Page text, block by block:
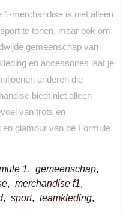
1-merchandise is niet alleen
te tonen, maar ook om
gemeenschap van
en accessoires laat je
anderen die
biedt niet alleen
van trots en
glamour van de Formule
1, gemeenschap,
, merchandise f1,
, sport, teamkleding,